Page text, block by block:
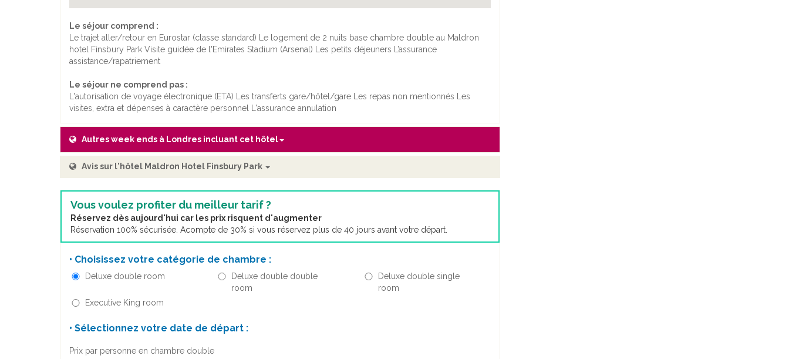
Le séjour comprend :
Le trajet aller/retour en Eurostar (classe standard) Le logement de 2 nuits base chambre double au Maldron
hotel Finsbury Park Visite guidée de l'Emirates Stadium (Arsenal) Les petits déjeuners L’assurance
assistance/rapatriement
Le séjour ne comprend pas :
L'autorisation de voyage électronique (ETA) Les transferts gare/hôtel/gare Les repas non mentionnés Les
visites, extra et dépenses à caractère personnel L'assurance annulation
Autres week ends à Londres incluant cet hôtel
Avis sur l'hôtel Maldron Hotel Finsbury Park
Vous voulez profiter du meilleur tarif ?
Réservez dès aujourd'hui car les prix risquent d'augmenter
Réservation 100% sécurisée. Acompte de 30% si vous réservez plus de 40 jours avant votre départ.
• Choisissez votre catégorie de chambre :
Deluxe double room
Deluxe double double
room
Deluxe double single
room
Executive King room
• Sélectionnez votre date de départ :
Prix par personne en chambre double